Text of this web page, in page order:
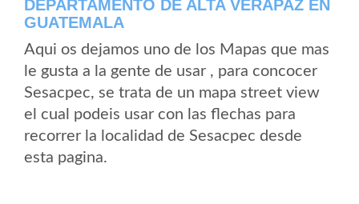
DEPARTAMENTO DE ALTA VERAPAZ EN
GUATEMALA
Aqui os dejamos uno de los Mapas que mas
le gusta a la gente de usar , para concocer
Sesacpec, se trata de un mapa street view
el cual podeis usar con las flechas para
recorrer la localidad de Sesacpec desde
esta pagina.